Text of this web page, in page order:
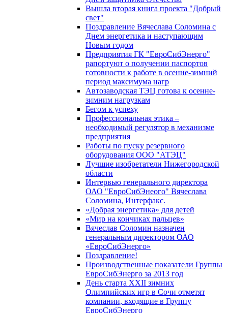
Вышла вторая книга проекта "Добрый
свет"
Поздравление Вячеслава Соломина с
Днем энергетика и наступающим
Новым годом
Предприятия ГК "ЕвроСибЭнерго"
рапортуют о получении паспортов
готовности к работе в осенне-зимний
период максимума нагр
Автозаводская ТЭЦ готова к осенне-
зимним нагрузкам
Бегом к успеху
Профессиональная этика –
необходимый регулятор в механизме
предприятия
Работы по пуску резервного
оборудования ООО "АТЭЦ"
Лучшие изобретатели Нижегородской
области
Интервью генерального директора
ОАО "ЕвроСибЭнеого" Вячеслава
Соломина, Интерфакс.
«Добрая энергетика» для детей
«Мир на кончиках пальцев»
Вячеслав Соломин назначен
генеральным директором ОАО
«ЕвроСибЭнерго»
Поздравление!
Производственные показатели Группы
ЕвроСибЭнерго за 2013 год
День старта XXII зимних
Олимпийских игр в Сочи отметят
компании, входящие в Группу
ЕвроСибЭнерго